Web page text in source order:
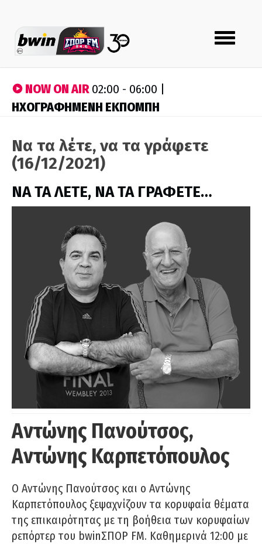
Toggle
navigation
NOW ON AIR02:00 - 06:00 |
ΗΧΟΓΡΑΦΗΜΕΝΗ ΕΚΠΟΜΠΗ
Να τα λέτε, να τα γράφετε
(16/12/2021)
ΝΑ ΤΑ ΛΕΤΕ, ΝΑ ΤΑ ΓΡΑΦΕΤΕ…
Αντώνης Πανούτσος,
Αντώνης Καρπετόπουλος
Ο Αντώνης Πανούτσος και ο Αντώνης
Καρπετόπουλος ξεψαχνίζουν τα κορυφαία θέματα
της επικαιρότητας με τη βοήθεια των κορυφαίων
ρεπόρτερ του bwinΣΠΟΡ FM. Καθημερινά 12:00 με